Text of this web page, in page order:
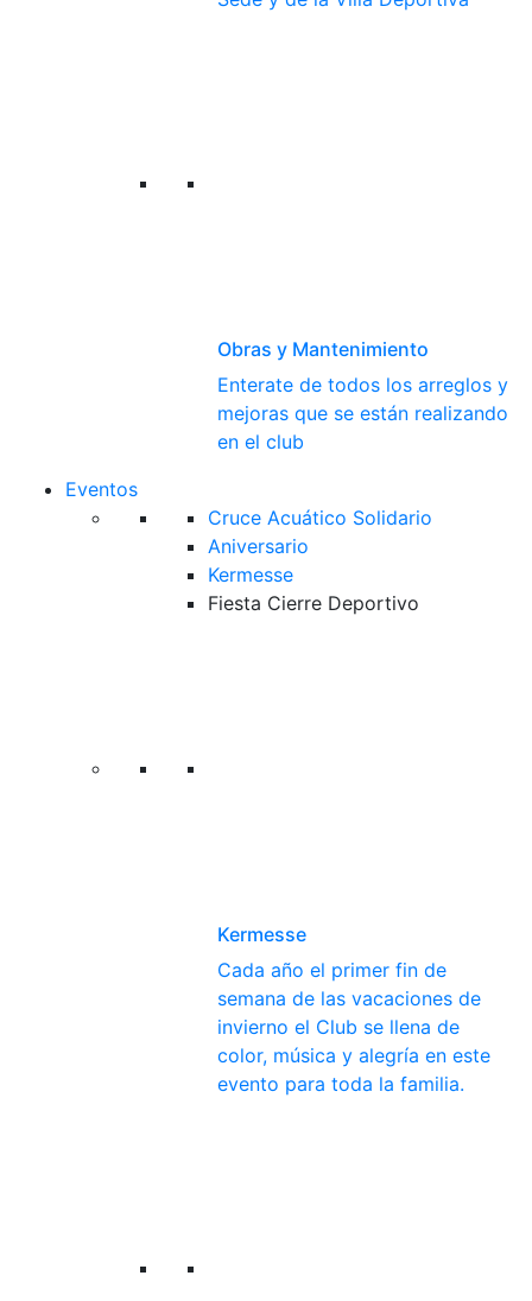
Obras y Mantenimiento
Enterate de todos los arreglos y
mejoras que se están realizando
en el club
Eventos
Cruce Acuático Solidario
Aniversario
Kermesse
Fiesta Cierre Deportivo
Kermesse
Cada año el primer fin de
semana de las vacaciones de
invierno el Club se llena de
color, música y alegría en este
evento para toda la familia.